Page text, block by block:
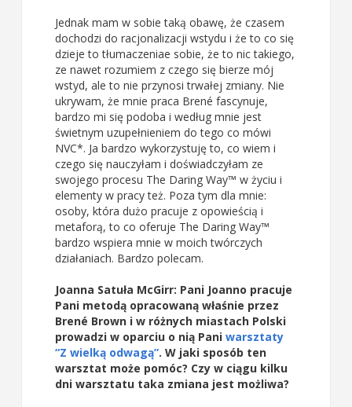
Jednak mam w sobie taką obawę, że czasem
dochodzi do racjonalizacji wstydu i że to co się
dzieje to tłumaczeniae sobie, że to nic takiego,
ze nawet rozumiem z czego się bierze mój
wstyd, ale to nie przynosi trwałej zmiany. Nie
ukrywam, że mnie praca Brené fascynuje,
bardzo mi się podoba i według mnie jest
świetnym uzupełnieniem do tego co mówi
NVC*. Ja bardzo wykorzystuję to, co wiem i
czego się nauczyłam i doświadczyłam ze
swojego procesu The Daring Way™ w życiu i
elementy w pracy też. Poza tym dla mnie:
osoby, która dużo pracuje z opowieścią i
metaforą, to co oferuje The Daring Way™
bardzo wspiera mnie w moich twórczych
działaniach. Bardzo polecam.
Joanna Satuła McGirr: Pani Joanno pracuje
Pani metodą opracowaną właśnie przez
Brené Brown i w różnych miastach Polski
prowadzi w oparciu o nią Pani warsztaty
“Z wielką odwagą”. W jaki sposób ten
warsztat może pomóc? Czy w ciągu kilku
dni warsztatu taka zmiana jest możliwa?